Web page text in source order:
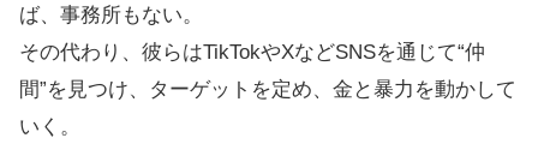
ば、事務所もない。
その代わり、彼らはTikTokやXなどSNSを通じて“仲
間”を見つけ、ターゲットを定め、金と暴力を動かして
いく。